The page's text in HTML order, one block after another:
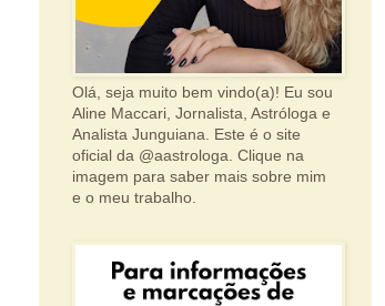
Olá, seja muito bem vindo(a)! Eu sou
Aline Maccari, Jornalista, Astróloga e
Analista Junguiana. Este é o site
oficial da @aastrologa. Clique na
imagem para saber mais sobre mim
e o meu trabalho.